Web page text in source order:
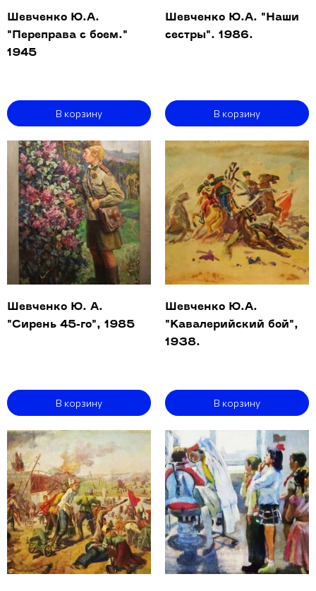
Шевченко Ю.А.
"Переправа с боем."
1945
В корзину
Шевченко Ю.А. "Наши
сестры". 1986.
В корзину
Шевченко Ю. А.
"Сирень 45-го", 1985
В корзину
Шевченко Ю.А.
"Кавалерийский бой",
1938.
В корзину